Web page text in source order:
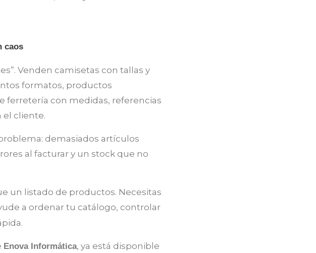
caos
Venden camisetas con tallas y
formatos, productos
ferretería con medidas, referencias
el cliente.
demasiados artículos
al facturar y un stock que no
un listado de productos. Necesitas
a ordenar tu catálogo, controlar
Enova Informática, ya está disponible